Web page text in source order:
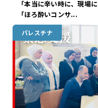
「本当に辛い時に、現場
「ほろ酔いコンサ...
ガザ
パレスチナ